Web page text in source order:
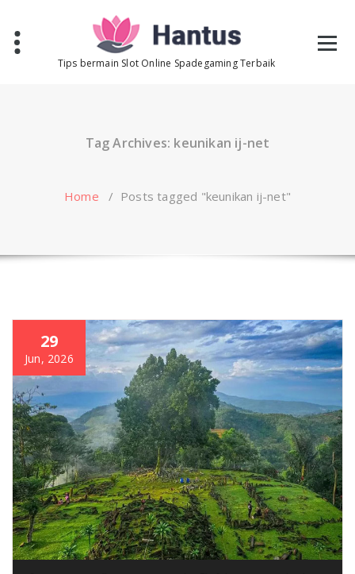
content
Tips bermain Slot Online Spadegaming Terbaik
Tag Archives: keunikan ij-net
Home / Posts tagged "keunikan ij-net"
29
Jun, 2026